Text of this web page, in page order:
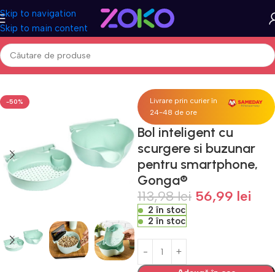
Skip to navigation
Skip to main content
pagină Acasa Casa & Gradina Bucatarie si servire Accesorii bar
-50%
Livrare prin curier în
24-48 de ore
Bol inteligent cu
scurgere si buzunar
pentru smartphone,
Gonga®
113,98lei 56,99 lei
2 în stoc
2 în stoc